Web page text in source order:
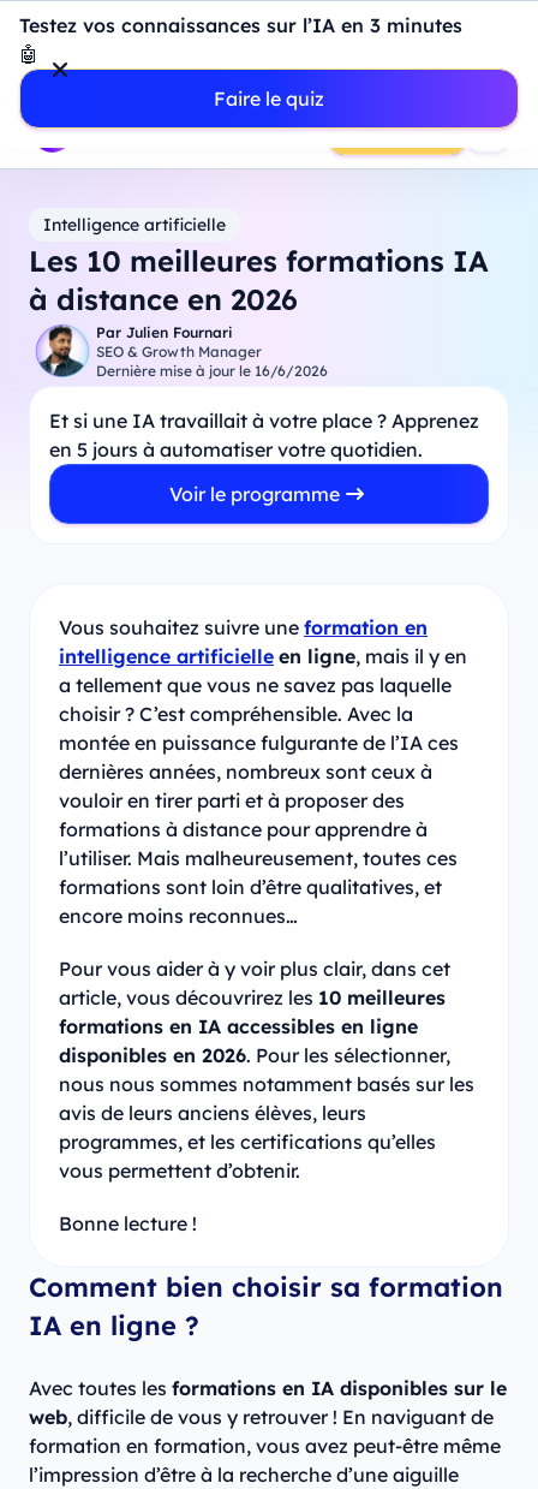
Testez vos connaissances sur l’IA en 3 minutes
🤖
Faire le quiz
Introduction à Power BI : construisez votre premier
dashboard de A à Z
- Mardi 11 Août
18h00
Professionnels
Étudiants Parents Entreprises
Prendre RDV
Intelligence artificielle
Les 10 meilleures formations IA
à distance en 2026
Par Julien Fournari
SEO & Growth Manager
Dernière mise à jour le 16/6/2026
Et si une IA travaillait à votre place ? Apprenez
en 5 jours à automatiser votre quotidien.
Voir le programme
Vous souhaitez suivre une formation en
intelligence artificielle en ligne, mais il y en
a tellement que vous ne savez pas laquelle
choisir ? C’est compréhensible. Avec la
montée en puissance fulgurante de l’IA ces
dernières années, nombreux sont ceux à
vouloir en tirer parti et à proposer des
formations à distance pour apprendre à
l’utiliser. Mais malheureusement, toutes ces
formations sont loin d’être qualitatives, et
encore moins reconnues…
Pour vous aider à y voir plus clair, dans cet
article, vous découvrirez les 10 meilleures
formations en IA accessibles en ligne
disponibles en 2026. Pour les sélectionner,
nous nous sommes notamment basés sur les
avis de leurs anciens élèves, leurs
programmes, et les certifications qu’elles
vous permettent d’obtenir.
Bonne lecture !
Comment bien choisir sa formation
IA en ligne ?
Avec toutes les formations en IA disponibles sur le
web, difficile de vous y retrouver ! En naviguant de
formation en formation, vous avez peut-être même
l’impression d’être à la recherche d’une aiguille